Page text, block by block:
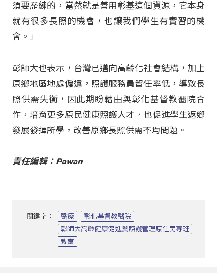
須要歷練的，當然就是善用彰基這個資源，它本身
就有很多長照的機會，也讓我們學生有實習的機
會。」
彰師大也表示，台灣已邁向高齡化社會結構，加上
原鄉地區地處偏遠，照護服務員留任率低，導致長
照供需失衡，因此期盼藉由與彰化基督教醫院合
作，培育更多原民健康照護人才，也促進學生返鄉
發展發揮所學，改善原鄉長照供需不均問題。
責任編輯：Pawan
關鍵字： 醫療
彰化基督教醫院
彰師大高齡健康促進與照護管理原住民專班
教育